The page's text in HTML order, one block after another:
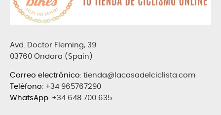
Avd. Doctor Fleming, 39
03760 Ondara (Spain)
Correo electrónico: tienda@lacasadelciclista.com
Teléfono: +34 965767290
WhatsApp: +34 648 700 635